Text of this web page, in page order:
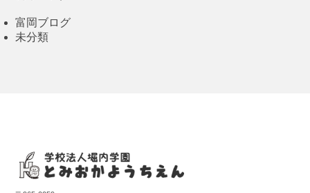
富岡ブログ
未分類